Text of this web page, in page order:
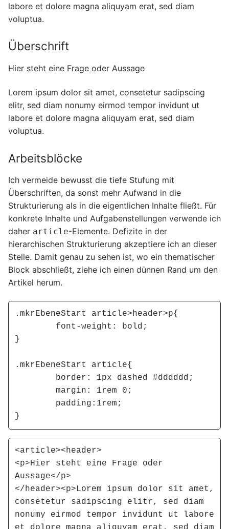
labore et dolore magna aliquyam erat, sed diam
voluptua.
Überschrift
Hier steht eine Frage oder Aussage
Lorem ipsum dolor sit amet, consetetur sadipscing
elitr, sed diam nonumy eirmod tempor invidunt ut
labore et dolore magna aliquyam erat, sed diam
voluptua.
Arbeitsblöcke
Ich vermeide bewusst die tiefe Stufung mit
Überschriften, da sonst mehr Aufwand in die
Strukturierung als in die eigentlichen Inhalte fließt. Für
konkrete Inhalte und Aufgabenstellungen verwende ich
daher article-Elemente. Defizite in der
hierarchischen Strukturierung akzeptiere ich an dieser
Stelle. Damit genau zu sehen ist, wo ein thematischer
Block abschließt, ziehe ich einen dünnen Rand um den
Artikel herum.
.mkrEbeneStart article>header>p{
}
.mkrEbeneStart article{
}
<article><header>
<p>Hier steht eine Frage oder
Aussage</p>
</header><p>Lorem ipsum dolor sit amet,
consetetur sadipscing elitr, sed diam
nonumy eirmod tempor invidunt ut labore